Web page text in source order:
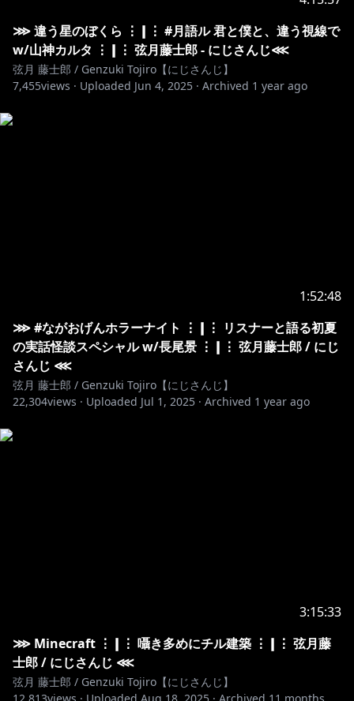
ないでくれい！
➤ちゃんと読むときは全部目を通してるのでコメント
の連投はやめてくれい！
➤僕が楽しくてやってることなので余計な心配は捨て
00400?ima=4907
▽VΔLZ
第一弾：
https://shop.nijisanji.jp/s/niji/item/detail/dig-00171
第二弾：
─────────────────────────────────･･･
▿▵▿ 𝙻𝙸𝙽𝙺𝚂 ▵▿▵
◇弦月藤士郎 - 𝙶𝚎𝚗𝚣𝚞𝚔𝚒 𝚃𝚘𝚓𝚒𝚛𝚘
▼𝚇 - 𝚃𝚠𝚒𝚝𝚝𝚎𝚛
https://twitter.com/1O46V
⋙ 違う星のぼくら ⋮❙⋮ #月語ル 君と僕と、違う視線で
w/山神カルタ ⋮❙⋮ 弦月藤士郎 - にじさんじ⋘
弦月 藤士郎 / Genzuki Tojiro【にじさんじ】
7,455views · Uploaded Jun 4, 2025 · Archived 1 year ago
1:52:48
⋙ #ながおげんホラーナイト ⋮❙⋮ リスナーと語る初夏
の実話怪談スペシャル w/長尾景 ⋮❙⋮ 弦月藤士郎 / にじ
さんじ ⋘
弦月 藤士郎 / Genzuki Tojiro【にじさんじ】
22,304views · Uploaded Jul 1, 2025 · Archived 1 year ago
3:15:33
⋙ Minecraft ⋮❙⋮ 囁き多めにチル建築 ⋮❙⋮ 弦月藤
士郎 / にじさんじ ⋘
弦月 藤士郎 / Genzuki Tojiro【にじさんじ】